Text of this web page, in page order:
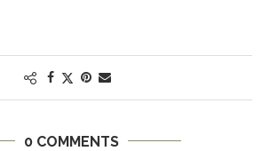
0 COMMENTS